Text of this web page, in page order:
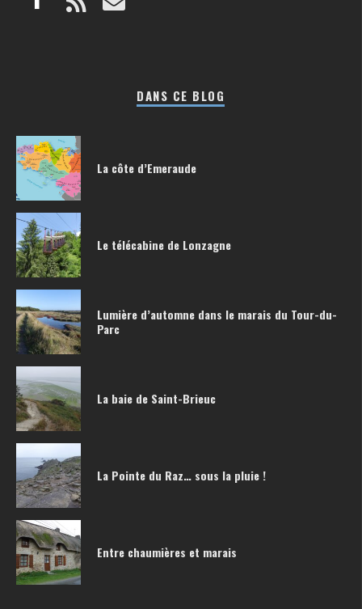
DANS CE BLOG
La côte d’Emeraude
Le télécabine de Lonzagne
Lumière d’automne dans le marais du Tour-du-
Parc
La baie de Saint-Brieuc
La Pointe du Raz… sous la pluie !
Entre chaumières et marais